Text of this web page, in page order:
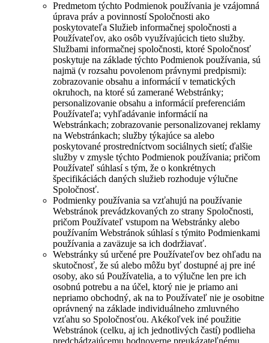
Predmetom týchto Podmienok používania je vzájomná
úprava práv a povinností Spoločnosti ako
poskytovateľa Služieb informačnej spoločnosti a
Používateľov, ako osôb využívajúcich tieto služby.
Službami informačnej spoločnosti, ktoré Spoločnosť
poskytuje na základe týchto Podmienok používania, sú
najmä (v rozsahu povolenom právnymi predpismi):
zobrazovanie obsahu a informácií v tematických
okruhoch, na ktoré sú zamerané Webstránky;
personalizovanie obsahu a informácií preferenciám
Používateľa; vyhľadávanie informácií na
Webstránkach; zobrazovanie personalizovanej reklamy
na Webstránkach; služby týkajúce sa alebo
poskytované prostredníctvom sociálnych sietí; ďalšie
služby v zmysle týchto Podmienok používania; pričom
Používateľ súhlasí s tým, že o konkrétnych
špecifikáciách daných služieb rozhoduje výlučne
Spoločnosť.
Podmienky používania sa vzťahujú na používanie
Webstránok prevádzkovaných zo strany Spoločnosti,
pričom Používateľ vstupom na Webstránky alebo
používaním Webstránok súhlasí s týmito Podmienkami
používania a zaväzuje sa ich dodržiavať.
Webstránky sú určené pre Používateľov bez ohľadu na
skutočnosť, že sú alebo môžu byť dostupné aj pre iné
osoby, ako sú Používatelia, a to výlučne len pre ich
osobnú potrebu a na účel, ktorý nie je priamo ani
nepriamo obchodný, ak na to Používateľ nie je osobitne
oprávnený na základe individuálneho zmluvného
vzťahu so Spoločnosťou. Akékoľvek iné použitie
Webstránok (celku, aj ich jednotlivých častí) podlieha
predchádzajúcemu hodnoverne preukázateľnému